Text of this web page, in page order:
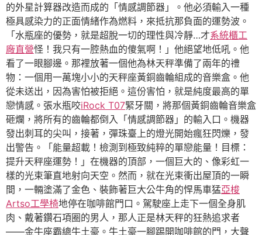
的外星計算器改造而成的「情感調節器」。他必須輸入一種
極具感染力的正面情緒作為燃料，來抵抗那負面的運勢波。
「水瓶座的優勢，就是超脫一切的理性與冷靜…才系統櫃工
廠直營怪！我只有一腔熱血的傻氣啊！」他絕望地低吼。他
看了一眼腳邊。那裡放著一個他為林天秤準備了兩年的禮
物：一個用一萬塊小小的天秤座黃銅齒輪組成的音樂盒。他
從未送出，因為害怕被拒絕。這份害怕，就是純度最高的單
戀情感。張水瓶咬iRock T07緊牙關，將那個黃銅齒輪音樂盒
砸爛，將所有的齒輪都倒入「情感調節器」的輸入口。機器
發出刺耳的尖叫，接著，彈珠臺上的燈光開始瘋狂閃爍，發
出警告。「能量超載！檢測到極致純粹的單戀能量！目標：
提升天秤座運勢！」在機器的頂部，一個巨大的、像彩虹一
樣的光束筆直地射向天空。然而，就在光束衝出屋頂的一瞬
間，一輛塗滿了金色、裝飾著巨大公牛角的悍馬車猛亞梭
Artso工學椅地停在咖啡館門口。駕駛座上走下一個全身肌
肉、戴著鑽石項圈的男人，那人正是林天秤的狂熱追求者
——金牛座霸總牛土豪。牛土豪一腳踢開咖啡館的門，大聲